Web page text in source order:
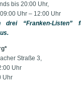
bis 20:00 Uhr,
Uhr – 12:00 Uhr
drei “Franken-
Straße 3,
Uhr
Uhr